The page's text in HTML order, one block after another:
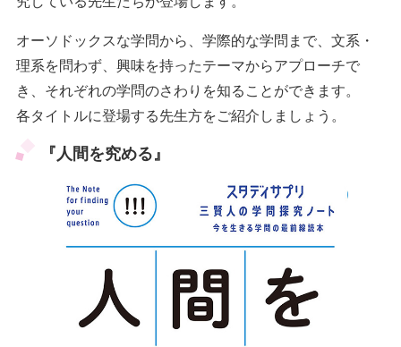
オーソドックスな学問から、学際的な学問まで、文系・
理系を問わず、興味を持ったテーマからアプローチで
き、それぞれの学問のさわりを知ることができます。
各タイトルに登場する先生方をご紹介しましょう。
『人間を究める』